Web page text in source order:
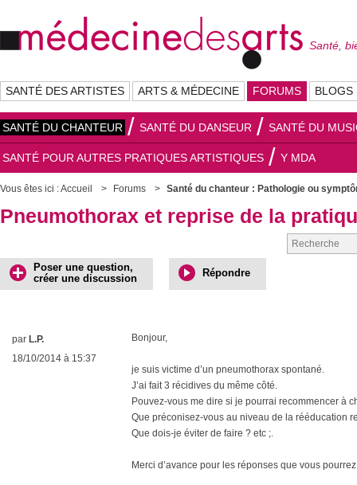
Santé,
SANTÉ DES ARTISTES ARTS & MÉDECINE FORUMS BLOGS
SANTÉ DU CHANTEUR SANTÉ DU DANSEUR SANTÉ DU
SANTÉ POUR AUTRES PRATIQUES ARTISTIQUES Y MDA
Vous êtes ici :Accueil Forums Santé du chanteur : Pathologie ou
Pneumothorax et reprise de la
Poser une question,
créer une discussion
Répondre
par L.P.
18/10/2014 à 15:37
Bonjour,
je suis victime d’un pneumothorax spontané.
J’ai fait 3 récidives du même côté.
Pouvez-vous me dire si je pourrai recommencer à
Que préconisez-vous au niveau de la rééducation
Que dois-je éviter de faire ? etc ;.
Merci d’avance pour les réponses que vous pourrez